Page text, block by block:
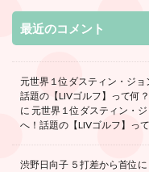
最近のコメント
元世界１位ダスティン・ジョ
話題の【LIVゴルフ】って何？
に 元世界１位ダスティン・
へ！話題の【LIVゴルフ】っ
渋野日向子 ５打差から首位